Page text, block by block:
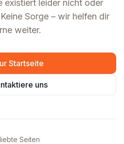
existiert leider nicht oder
Sorge – wir helfen dir
weiter.
Startseite
uns
Seiten